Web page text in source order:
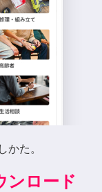
かた。
ンロード